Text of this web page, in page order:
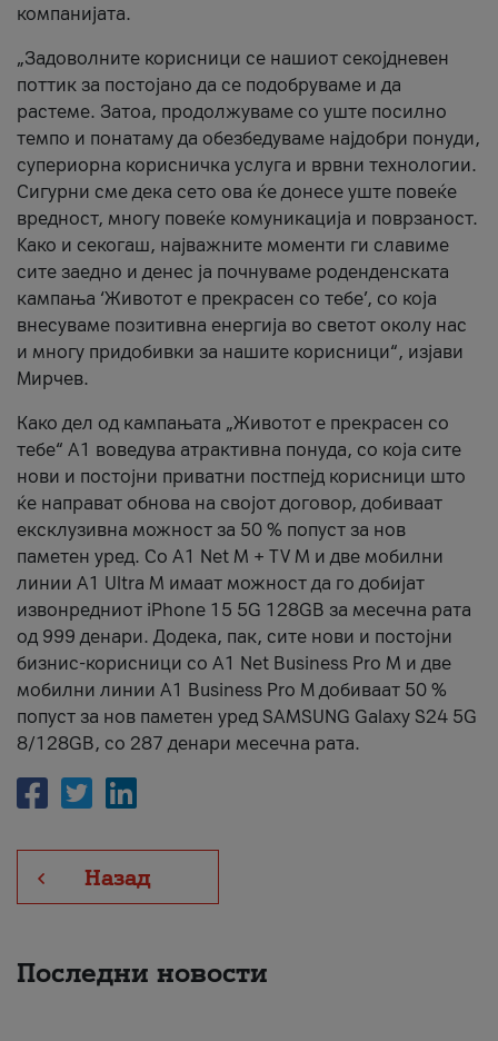
компанијата.
„Задоволните корисници се нашиот секојдневен
поттик за постојано да се подобруваме и да
растеме. Затоа, продолжуваме со уште посилно
темпо и понатаму да обезбедуваме најдобри понуди,
супериорна корисничка услуга и врвни технологии.
Сигурни сме дека сето ова ќе донесе уште повеќе
вредност, многу повеќе комуникација и поврзаност.
Kако и секогаш, најважните моменти ги славиме
сите заедно и денес ја почнуваме роденденската
кампања ‘Животот е прекрасен со тебе’, со која
внесуваме позитивна енергија во светот околу нас
и многу придобивки за нашите корисници“, изјави
Мирчев.
Како дел од кампањата „Животот е прекрасен со
тебе“ А1 воведува атрактивна понуда, со која сите
нови и постојни приватни постпејд корисници што
ќе направат обнова на својот договор, добиваат
ексклузивна можност за 50 % попуст за нов
паметен уред. Со А1 Net M + TV M и две мобилни
линии A1 Ultra M имаат можност да го добијат
извонредниот iPhone 15 5G 128GB за месечна рата
од 999 денари. Додека, пак, сите нови и постојни
бизнис-корисници со А1 Net Business Pro M и две
мобилни линии А1 Business Pro М добиваат 50 %
попуст за нов паметен уред SAMSUNG Galaxy S24 5G
8/128GB, со 287 денари месечна рата.
Назад
Последни новости